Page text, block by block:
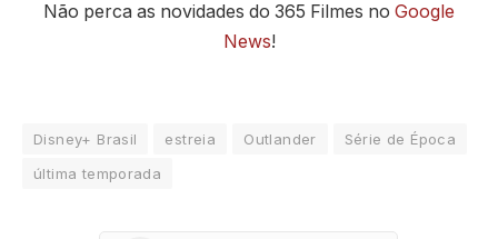
Não perca as novidades do 365 Filmes no Google
News!
Disney+ Brasil estreia Outlander
Série de Época
última temporada